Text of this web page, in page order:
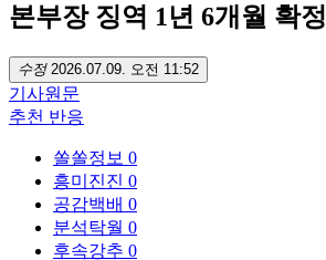
본부장 징역 1년 6개월 확정
수정 2026.07.09. 오전 11:52
기사원문
추천 반응
쏠쏠정보 0
흥미진진 0
공감백배 0
분석탁월 0
후속강추 0